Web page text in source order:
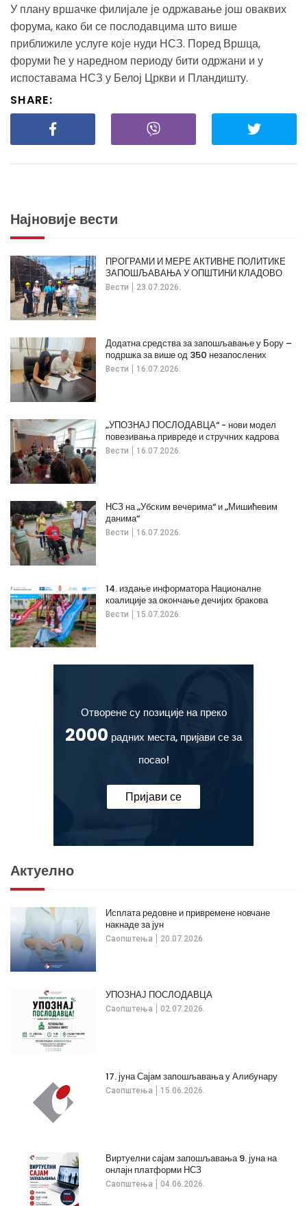
У плану вршачке филијале је одржавање још оваквих
форума, како би се послодавцима што више
приближиле услуге које нуди НСЗ. Поред Вршца,
форуми ће у наредном периоду бити одржани и у
испоставама НСЗ у Белој Цркви и Пландишту.
SHARE:
Најновије вести
Вести 23.07.2026.
ПРОГРАМИ И МЕРЕ АКТИВНЕ ПОЛИТИКЕ
ЗАПОШЉАВАЊА У ОПШТИНИ КЛАДОВО
Вести 16.07.2026.
Додатна средства за запошљавање у Бору –
подршка за више од 350 незапослених
Вести 16.07.2026.
„УПОЗНАЈ ПОСЛОДАВЦА“ - нови модел
повезивања привреде и стручних кадрова
Вести 16.07.2026.
НСЗ на „Убским вечерима“ и „Мишићевим
данима“
Вести 15.07.2026.
14. издање информатора Националне
коалиције за окончање дечијих бракова
Отворене су позиције на преко
2000 радних места, пријави се за
посао!
Пријави се
Актуелно
Саопштења 20.07.2026.
Исплата редовне и привремене новчане
накнаде за јун
Саопштења 02.07.2026.
УПОЗНАЈ ПОСЛОДАВЦА
Саопштења 15.06.2026.
17. јуна Сајам запошљавања у Алибунару
Саопштења 04.06.2026.
Виртуелни сајам запошљавања 9. јуна на
онлајн платформи НСЗ